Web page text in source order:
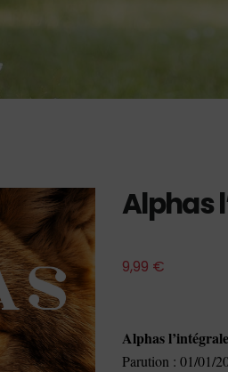
Alphas
9,99 €
Alphas
Parution : 01/01/